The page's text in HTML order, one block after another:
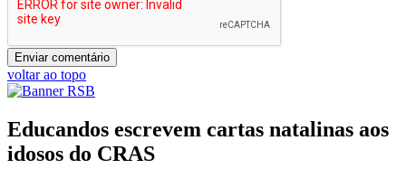
voltar ao topo
Educandos escrevem cartas natalinas aos
idosos do CRAS